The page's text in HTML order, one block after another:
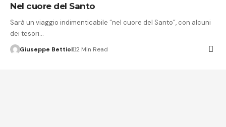
Nel cuore del Santo
Sarà un viaggio indimenticabile “nel cuore del Santo”, con alcuni
dei tesori…
Giuseppe Bettiol 2 Min Read